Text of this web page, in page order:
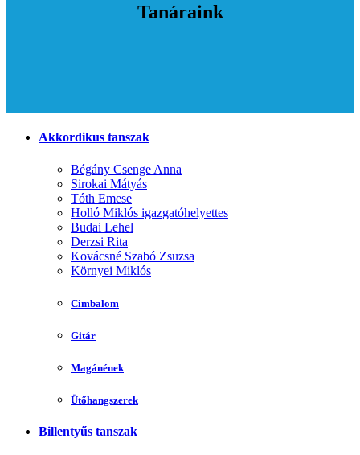
Tanáraink
Akkordikus tanszak
Bégány Csenge Anna
Sirokai Mátyás
Tóth Emese
Holló Miklós igazgatóhelyettes
Budai Lehel
Derzsi Rita
Kovácsné Szabó Zsuzsa
Környei Miklós
Cimbalom
Gitár
Magánének
Ütőhangszerek
Billentyűs tanszak